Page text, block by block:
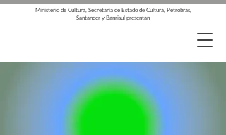
Ministerio de Cultura, Secretaría de Estado de Cultura, Petrobras,
Santander y Banrisul presentan